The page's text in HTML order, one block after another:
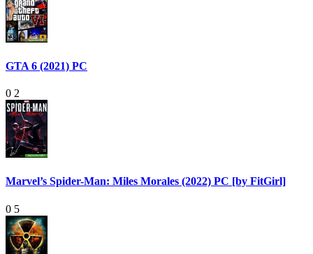
GTA 6 (2021) PC
0 2
Marvel’s Spider-Man: Miles Morales (2022) PC [by FitGirl]
0 5